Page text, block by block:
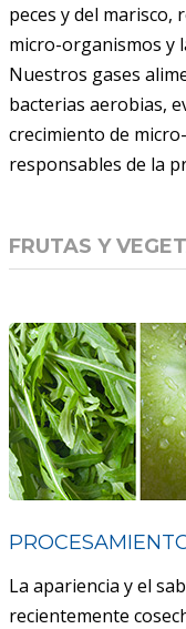
peces y del
micro-organismos y
Nuestros gases
bacterias aerobias,
crecimiento de
responsables de la
FRUTAS Y
La apariencia y el
recientemente